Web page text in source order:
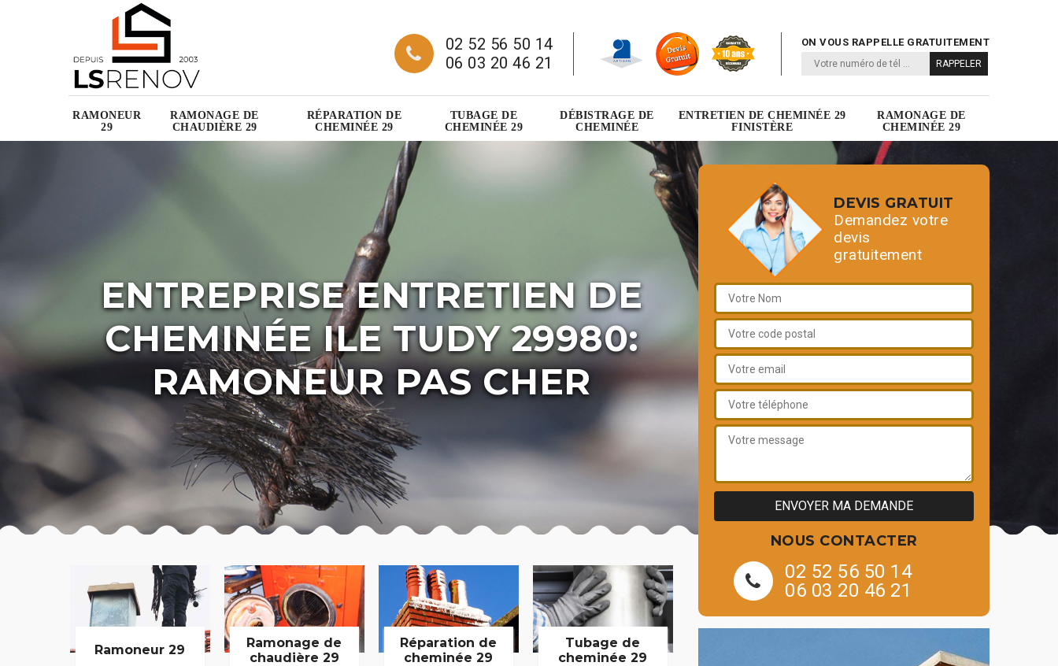
02 52 56 50 14
06 03 20 46 21
ON VOUS RAPPELLE GRATUITEMENT
RAMONEUR
29
RAMONAGE DE
CHAUDIÈRE 29
RÉPARATION DE
CHEMINÉE 29
TUBAGE DE
CHEMINÉE 29
DÉBISTRAGE DE
CHEMINÉE
ENTRETIEN DE CHEMINÉE 29
FINISTÈRE
RAMONAGE DE
CHEMINÉE 29
ENTREPRISE ENTRETIEN DE
CHEMINÉE ILE TUDY 29980:
RAMONEUR PAS CHER
Ramoneur 29
Ramonage de
chaudière 29
Réparation de
cheminée 29
Tubage de
cheminée 29
DEVIS GRATUIT
Demandez votre
devis
gratuitement
NOUS CONTACTER
02 52 56 50 14
06 03 20 46 21